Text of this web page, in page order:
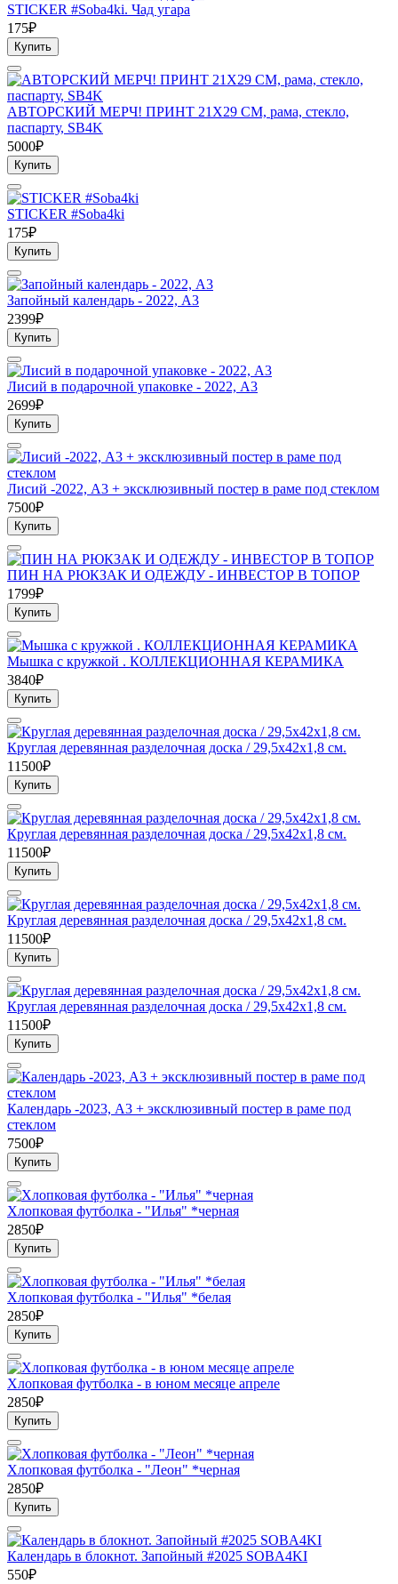
STICKER #Soba4ki. Чад угара
175₽
Купить
АВТОРСКИЙ МЕРЧ! ПРИНТ 21Х29 СМ, рама, стекло,
паспарту, SB4K
5000₽
Купить
STICKER #Soba4ki
175₽
Купить
Запойный календарь - 2022, А3
2399₽
Купить
Лисий в подарочной упаковке - 2022, А3
2699₽
Купить
Лисий -2022, А3 + эксклюзивный постер в раме под стеклом
7500₽
Купить
ПИН НА РЮКЗАК И ОДЕЖДУ - ИНВЕСТОР В ТОПОР
1799₽
Купить
Мышка с кружкой . КОЛЛЕКЦИОННАЯ КЕРАМИКА
3840₽
Купить
Круглая деревянная разделочная доска / 29,5х42х1,8 см.
11500₽
Купить
Круглая деревянная разделочная доска / 29,5х42х1,8 см.
11500₽
Купить
Круглая деревянная разделочная доска / 29,5х42х1,8 см.
11500₽
Купить
Круглая деревянная разделочная доска / 29,5х42х1,8 см.
11500₽
Купить
Календарь -2023, А3 + эксклюзивный постер в раме под
стеклом
7500₽
Купить
Хлопковая футболка - "Илья" *черная
2850₽
Купить
Хлопковая футболка - "Илья" *белая
2850₽
Купить
Хлопковая футболка - в юном месяце апреле
2850₽
Купить
Хлопковая футболка - "Леон" *черная
2850₽
Купить
Календарь в блокнот. Запойный #2025 SOBA4KI
550₽